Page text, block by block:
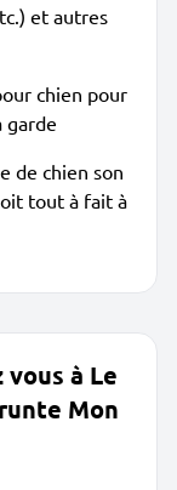
et autres
chien pour
garde
de chien son
tout à fait à
vous à Le
Mon